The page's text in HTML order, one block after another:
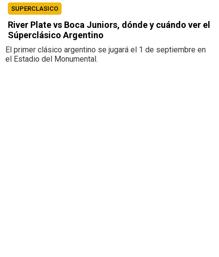
SUPERCLASICO
River Plate vs Boca Juniors, dónde y cuándo ver el
Súperclásico Argentino
El primer clásico argentino se jugará el 1 de septiembre en
el Estadio del Monumental.